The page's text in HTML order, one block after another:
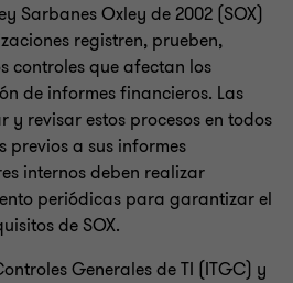
Sarbanes Oxley de 2002 (SOX)
registren, prueben,
controles que afectan los
de informes financieros. Las
y revisar estos procesos en todos
previos a sus informes
internos deben realizar
periódicas para garantizar el
de SOX.
Generales de TI (ITGC) y